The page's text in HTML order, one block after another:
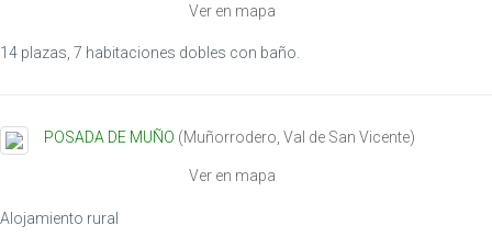
Ver en mapa
14 plazas, 7 habitaciones dobles con baño.
POSADA DE MUÑO (Muñorrodero Val de San Vicente)
Ver en mapa
Alojamiento rural